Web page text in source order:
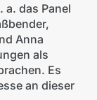
a. das Panel
Anna
als
Es
an dieser